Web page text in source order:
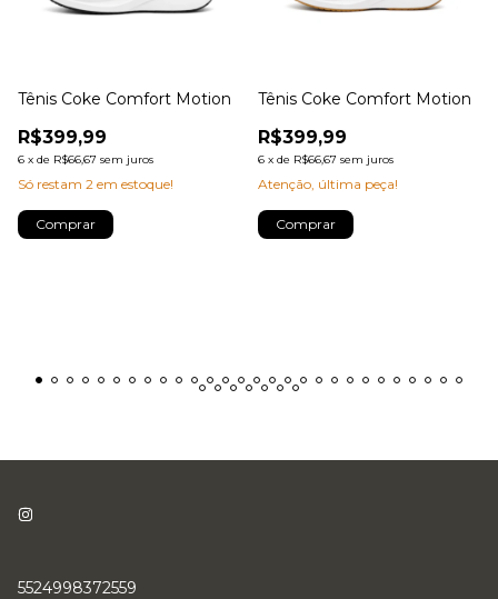
Tênis Coke Comfort Motion
R$399,99
6 x de R$66,67 sem juros
Só restam 2 em estoque!
Comprar
Tênis Coke Comfort Motion
R$399,99
6 x de R$66,67 sem juros
Atenção, última peça!
Comprar
5524998372559